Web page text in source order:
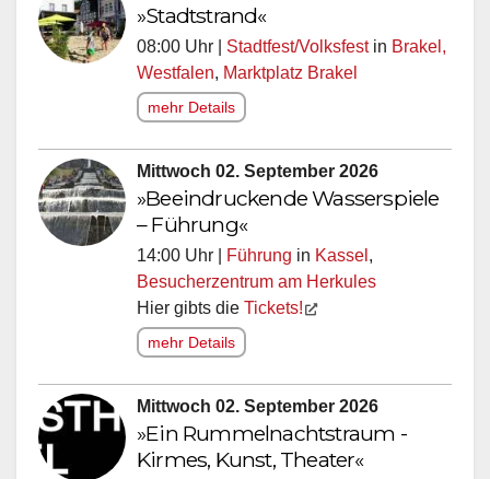
»Stadtstrand«
08:00 Uhr | Stadtfest/Volksfestin Brakel,
Westfalen, Marktplatz Brakel
mehr Details
Mittwoch 02. September 2026
»Beeindruckende Wasserspiele
– Führung«
14:00 Uhr | Führung in Kassel,
Besucherzentrum am Herkules
Hier gibts die Tickets!
mehr Details
Mittwoch 02. September 2026
»Ein Rummelnachtstraum -
Kirmes, Kunst, Theater«